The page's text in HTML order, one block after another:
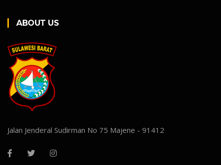
ABOUT US
Jalan Jenderal Sudirman No 75 Majene - 91412